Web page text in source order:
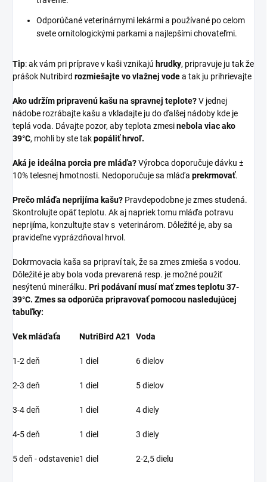
Odporúčané veterinárnymi lekármi a používané po celom
svete ornitologickými parkami a najlepšími chovateľmi.
Tip: ak vám pri príprave v kaši vznikajú hrudky, pripravuje ju tak že
prášok Nutribird rozmiešajte vo vlažnej vodea tak ju prihrievajte
Ako udržím pripravenú kašu na spravnej teplote?V jednej
nádobe rozrábajte kašu a vkladajte ju do ďalšej nádoby kde je
teplá voda. Dávajte pozor, aby teplota zmesinebola viac ako
39°C, mohli by ste takpopáliť hrvoľ.
Aká je ideálna porcia pre mláďa?Výrobca doporučuje dávku ±
10% telesnej hmotnosti. Nedoporučuje sa mláďa prekrmovať.
Prečo mláďa neprijíma kašu? Pravdepodobne je zmes studená.
Skontrolujte opäť teplotu. Ak aj napriek tomu mláďa potravu
neprijíma, konzultujte stav s veterinárom. Dôležité je, aby sa
pravideľne vyprázdňoval hrvol.
Dokrmovacia kaša sa pripraví tak, že sa zmes zmieša s vodou.
Dôležité je aby bola voda prevarená resp. je možné použiť
nesýtenú minerálku. Pri podávaní musí mať zmes teplotu 37-
39°C. Zmes sa odporúča pripravovať pomocou nasledujúcej
tabuľky:
Vek mláďaťa NutriBird A21 Voda
1-2 deň 1 diel 6 dielov
2-3 deň 1 diel 5 dielov
3-4 deň 1 diel 4 diely
4-5 deň 1 diel 3 diely
5 deň - odstavenie1 diel 2-2,5 dielu